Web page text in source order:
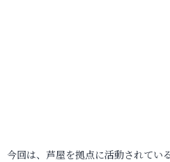
今回は、芦屋を拠点に活動されてい